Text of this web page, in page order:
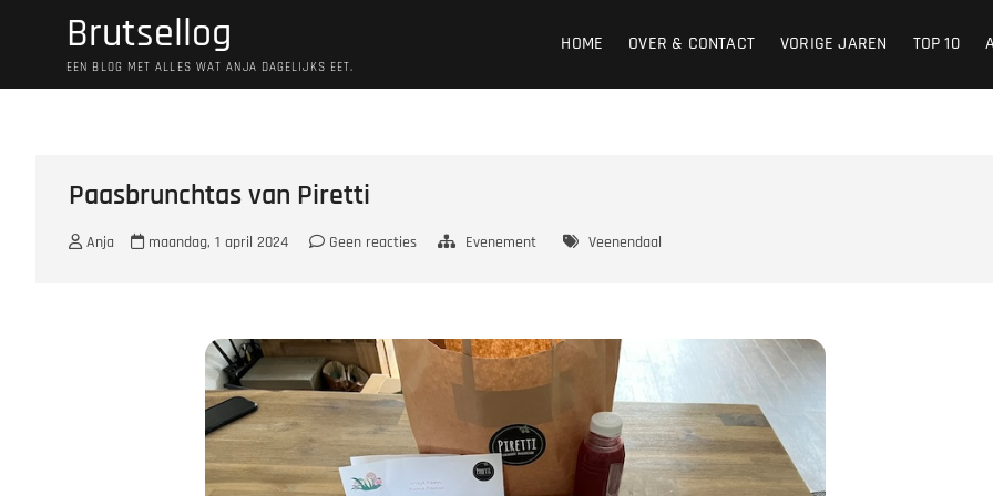
Brutsellog
EEN BLOG MET ALLES WAT ANJA DAGELIJKS EET.
HOME OVER & CONTACT VORIGE JAREN TOP 10
Paasbrunchtas van Piretti
Anja maandag, 1 april 2024 Geen reacties Evenement Veenendaal